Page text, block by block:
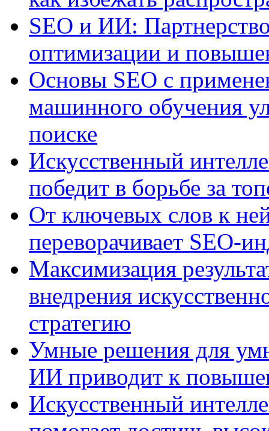
SEO и ИИ:
оптимизации и
Основы SEO с
машинного обучения
поиске
Искусственный
победит в борьбе за
От ключевых слов к
переворачивает SEO-
Максимизация
внедрения
стратегию
Умные решения для
ИИ приводит к
Искусственный